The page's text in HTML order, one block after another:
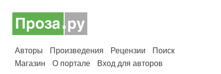
Авторы Произведения Рецензии
Поиск
Магазин
О портале Вход для авторов